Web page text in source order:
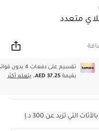
متعدد
تقسيم على دفعات 4 بدون
بقيمةAED 37.25. يتعلم أكثر
تزيد عن 300 د.إ